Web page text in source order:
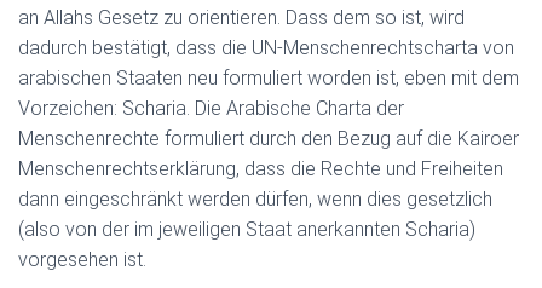
an Allahs Gesetz zu orientieren. Dass dem so ist, wird
dadurch bestätigt, dass die UN-Menschenrechtscharta von
arabischen Staaten neu formuliert worden ist, eben mit dem
Vorzeichen: Scharia. Die Arabische Charta der
Menschenrechte formuliert durch den Bezug auf die Kairoer
Menschenrechtserklärung, dass die Rechte und Freiheiten
dann eingeschränkt werden dürfen, wenn dies gesetzlich
(also von der im jeweiligen Staat anerkannten Scharia)
vorgesehen ist.